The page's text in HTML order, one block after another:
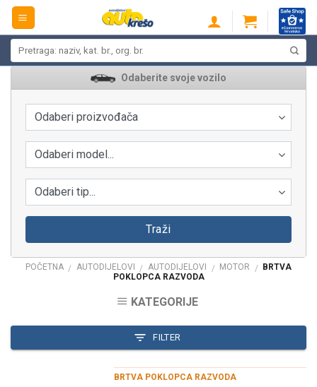
Skip
content
Odaberite svoje vozilo
Odaberi proizvođača
Odaberi model...
Odaberi tip...
Traži
POČETNA / AUTODIJELOVI / AUTODIJELOVI / MOTOR / BRTVA
POKLOPCA RAZVODA
KATEGORIJE
FILTER
BRTVA POKLOPCA RAZVODA